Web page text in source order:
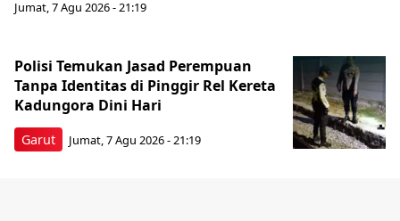
Jumat, 7 Agu 2026 - 21:19
Garut
Polisi Temukan Jasad Perempuan
Tanpa Identitas di Pinggir Rel Kereta
Kadungora Dini Hari
Jumat, 7 Agu 2026 - 21:19